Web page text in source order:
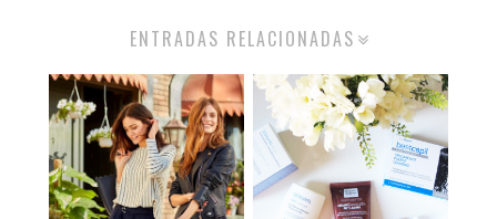
ENTRADAS RELACIONADAS